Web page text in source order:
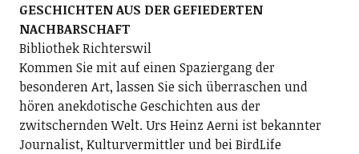
GESCHICHTEN AUS DER GEFIEDERTEN
NACHBARSCHAFT
Bibliothek Richterswil
Kommen Sie mit auf einen Spaziergang der
besonderen Art, lassen Sie sich überraschen und
hören anekdotische Geschichten aus der
zwitschernden Welt. Urs Heinz Aerni ist bekannter
Journalist, Kulturvermittler und bei BirdLife